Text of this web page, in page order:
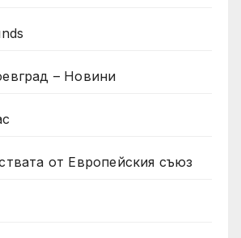
– Новини
от Европейския съюз